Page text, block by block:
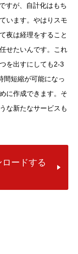
すが、自計化はもち
います。やはりスモ
夜は経理をすること
せたいんです。これ
を出すにしても2-3
間短縮が可能になっ
に作成できます。そ
な新たなサービスも
ードする